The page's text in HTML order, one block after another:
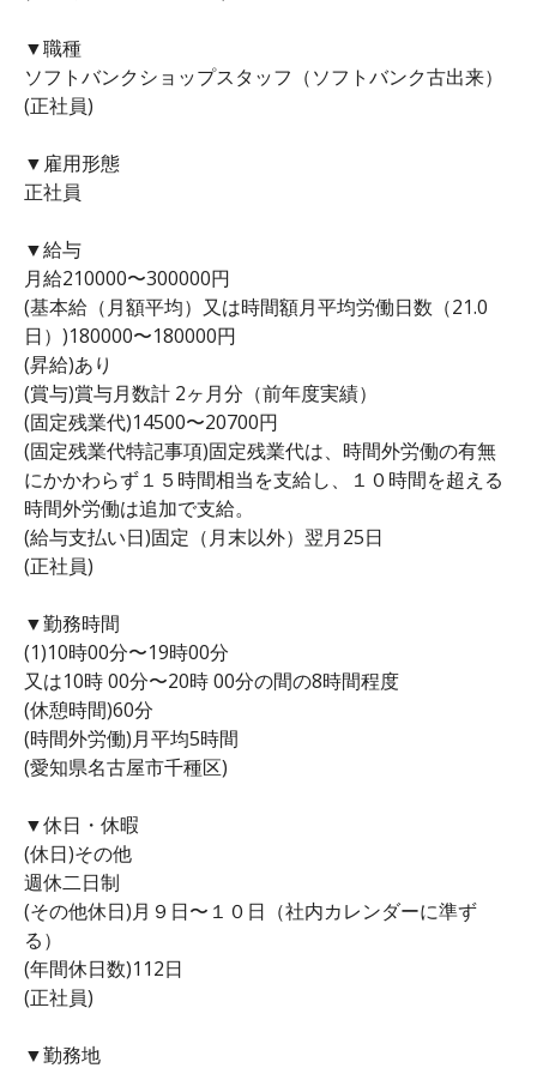
▼職種
ソフトバンクショップスタッフ（ソフトバンク古出来）
(正社員)
▼雇用形態
正社員
▼給与
月給210000〜300000円
(基本給（月額平均）又は時間額月平均労働日数（21.0
日）)180000〜180000円
(昇給)あり
(賞与)賞与月数計 2ヶ月分（前年度実績）
(固定残業代)14500〜20700円
(固定残業代特記事項)固定残業代は、時間外労働の有無
にかかわらず１５時間相当を支給し、１０時間を超える
時間外労働は追加で支給。
(給与支払い日)固定（月末以外）翌月25日
(正社員)
▼勤務時間
(1)10時00分〜19時00分
又は10時 00分〜20時 00分の間の8時間程度
(休憩時間)60分
(時間外労働)月平均5時間
(愛知県名古屋市千種区)
▼休日・休暇
(休日)その他
週休二日制
(その他休日)月９日〜１０日（社内カレンダーに準ず
る）
(年間休日数)112日
(正社員)
▼勤務地